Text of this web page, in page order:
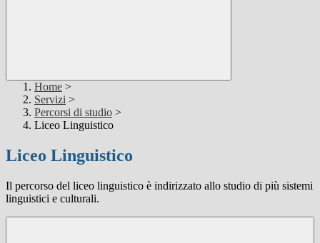
Home >
Servizi >
Percorsi di studio >
Liceo Linguistico
Liceo Linguistico
Il percorso del liceo linguistico è indirizzato allo studio di più sistemi
linguistici e culturali.